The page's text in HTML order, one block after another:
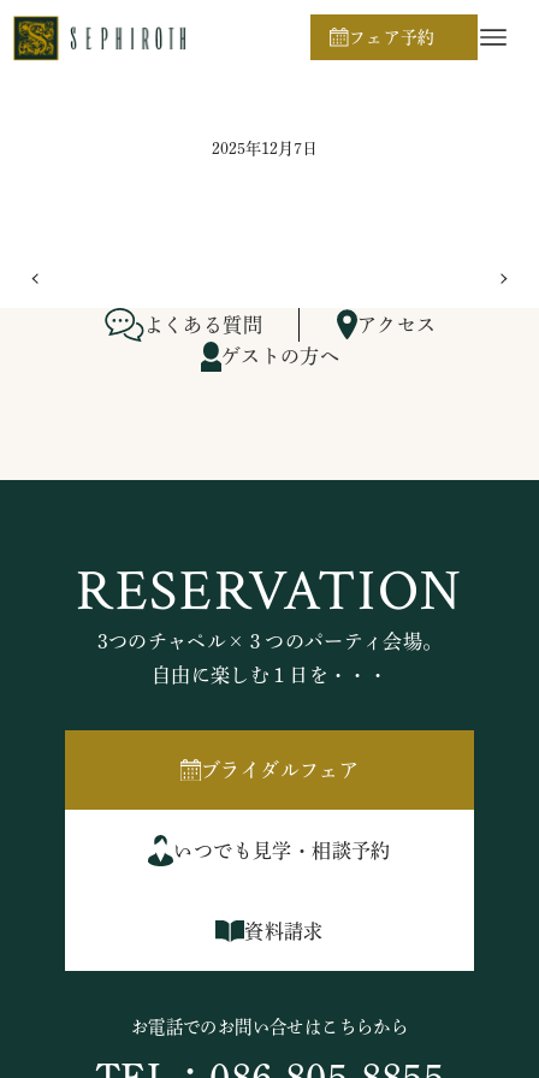
フェア予約
ホーム
2025年12月7日
よくある質問
アクセス
ゲストの方へ
RESERVATION
3つのチャペル×３つのパーティ会場。
自由に楽しむ１日を・・・
ブライダルフェア
いつでも見学・相談予約
資料請求
お電話でのお問い合せはこちらから